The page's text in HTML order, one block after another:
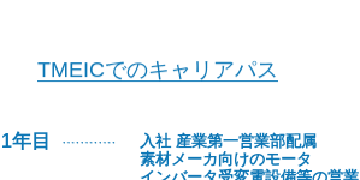
TMEICでのキャリアパス
1年目
入社 産業第一営業部配属
素材メーカ向けのモータ